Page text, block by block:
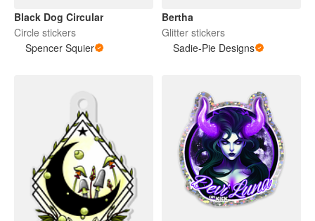
Black Dog Circular
Circle stickers
Spencer Squier
Bertha
Glitter stickers
Sadie-Pie Designs